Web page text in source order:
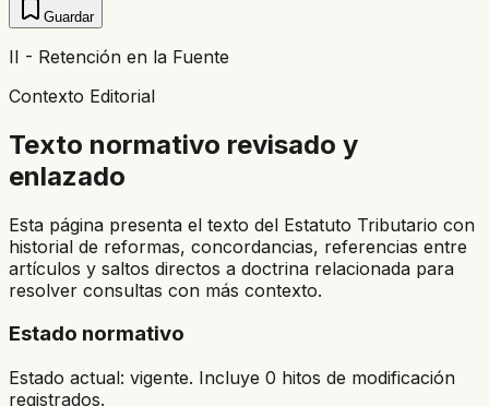
Guardar
II - Retención en la Fuente
Contexto Editorial
Texto normativo revisado y
enlazado
Esta página presenta el texto del Estatuto Tributario con
historial de reformas, concordancias, referencias entre
artículos y saltos directos a doctrina relacionada para
resolver consultas con más contexto.
Estado normativo
Estado actual: vigente. Incluye 0 hitos de modificación
registrados.